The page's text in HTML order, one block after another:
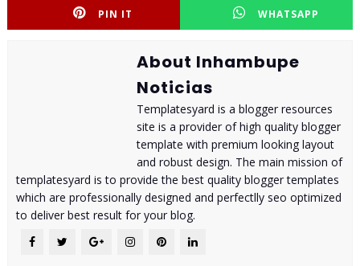
PIN IT WHATSAPP
About Inhambupe
Noticias
Templatesyard is a blogger resources
site is a provider of high quality blogger
template with premium looking layout
and robust design. The main mission of
templatesyard is to provide the best quality blogger templates
which are professionally designed and perfectlly seo optimized
to deliver best result for your blog.